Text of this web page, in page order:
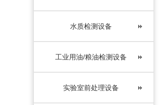
水质检测设备
工业用油/粮油检测设备
实验室前处理设备